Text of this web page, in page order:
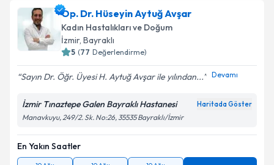
için bir takvim hazırlandığında e-posta ile
bilgilendireceğiz.
E-posta Adresiniz
Kişisel verilerimin işlenmesine ilişkin
Aydınlatma
Metni'ni okudum ve kişisel verilerimin belirtilen
kapsamda işlenmesini kabul ediyorum.
Op. Dr. Hüseyin Aytuğ Avşar
Kadın Hastalıkları ve Doğum
İzmir, Bayraklı
5 (77 Değerlendirme)
Sayın Dr. Öğr. Üyesi H. Aytuğ Avşar ile yılından... Devamı
İzmir Tınaztepe Galen Bayraklı Hastanesi Haritada Göster
Manavkuyu, 249/2. Sk. No:26, 35535 Bayraklı/İzmir
En Yakın Saatler